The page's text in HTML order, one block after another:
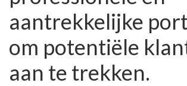
aantrekkelijke
om potentiële
aan te trekken.